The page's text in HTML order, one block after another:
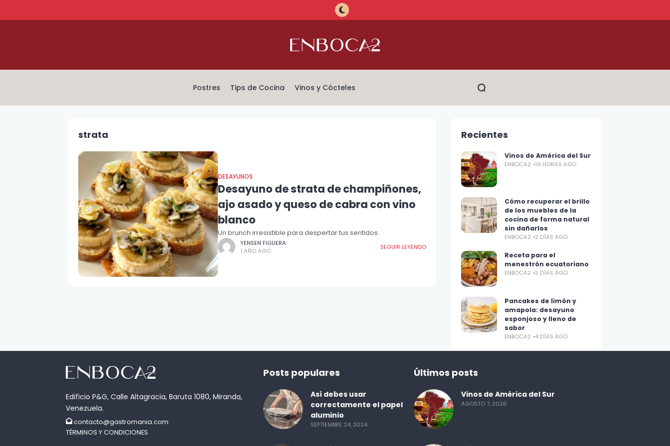
Postres Tips de Cocina Vinos y Cócteles
strata
DESAYUNOS
Desayuno de strata de champiñones,
ajo asado y queso de cabra con vino
blanco
Un brunch irresistible para despertar tus sentidos.
YENSEN FIGUERA
1 AÑO AGO
SEGUIR LEYENDO
Recientes
Vinos de América del Sur
ENBOCA2 19 HORAS AGO
Cómo recuperar el brillo
de los muebles de la
cocina de forma natural
sin dañarlos
ENBOCA2 2 DÍAS AGO
Receta para el
menestrón ecuatoriano
ENBOCA2 3 DÍAS AGO
Pancakes de limón y
amapola: desayuno
esponjoso y lleno de
sabor
ENBOCA2 4 DÍAS AGO
Edificio P&G, Calle Altagracia, Baruta 1080, Miranda,
Venezuela.
contacto@gastromania.com
TÉRMINOS Y CONDICIONES
Posts populares
Así debes usar
correctamente el papel
aluminio
SEPTIEMBRE 24, 2024
Últimos posts
Vinos de América del Sur
AGOSTO 7, 2026